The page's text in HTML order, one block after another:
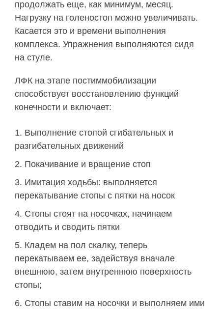
продолжать еще, как минимум, месяц.
Нагрузку на голеностоп можно увеличивать.
Касается это и времени выполнения
комплекса. Упражнения выполняются сидя
на стуле.
ЛФК на этапе постиммобилизации
способствует восстановлению функций
конечности и включает:
Выполнение стопой сгибательных и
разгибательных движений
Покачивание и вращение стоп
Имитация ходьбы: выполняется
перекатывание стопы с пятки на носок
Стопы стоят на носочках, начинаем
отводить и сводить пятки
Кладем на пол скалку, теперь
перекатываем ее, задействуя вначале
внешнюю, затем внутреннюю поверхность
стопы;
Стопы ставим на носочки и выполняем ими